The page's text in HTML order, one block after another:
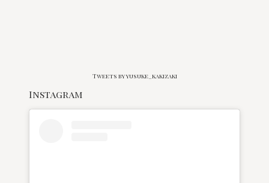
Tweets by yusuke_kakizaki
Instagram